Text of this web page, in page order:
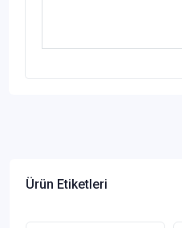
Ürün Etiketleri